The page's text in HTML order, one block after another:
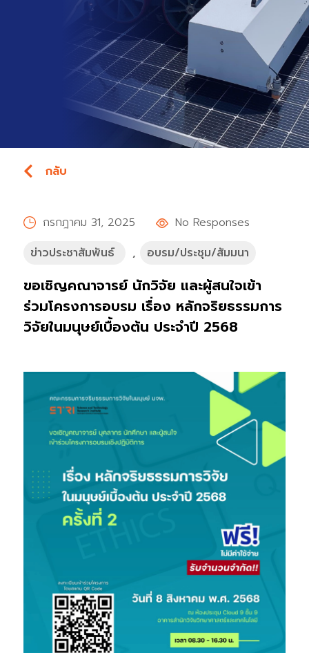
กลับ
กรกฎาคม 31, 2025
No Responses
ข่าวประชาสัมพันธ์
, อบรม/ประชุม/สัมมนา
ขอเชิญคณาจารย์ นักวิจัย และผู้สนใจเข้า
ร่วมโครงการอบรม เรื่อง หลักจริยธรรมการ
วิจัยในมนุษย์เบื้องต้น ประจำปี 2568